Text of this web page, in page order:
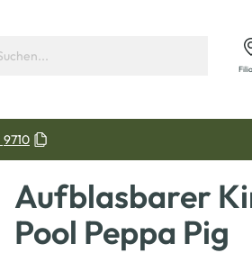
9710
Aufblasbarer
Pool Peppa Pig